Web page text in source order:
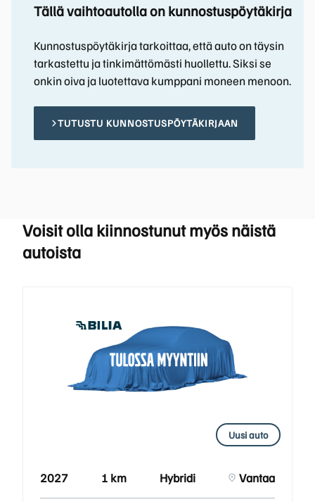
Tällä vaihtoautolla on kunnostuspöytäkirja
Kunnostuspöytäkirja tarkoittaa, että auto on täysin
tarkastettu ja tinkimättömästi huollettu. Siksi se
onkin oiva ja luotettava kumppani moneen menoon.
TUTUSTU KUNNOSTUSPÖYTÄKIRJAAN
Voisit olla kiinnostunut myös näistä
autoista
Uusi auto
2027 1 km Hybridi Vantaa